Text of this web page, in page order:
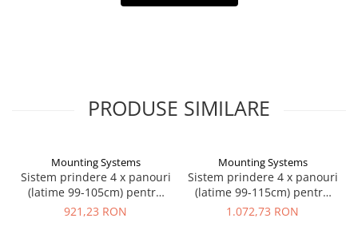
SLA AGM (Sealed Lead Acid)
Pachete acumulatori VRLA
Redresoare, incarcatoare si testere
Redresoare auto, moto, barci si
stationare
PRODUSE SIMILARE
Mounting Systems
Sistem prindere 4 x panouri
(latime 99-105cm) pentru
acoperis tabla Mounting
921,23 RON
Mounting Systems
Sistem prindere 4 x panouri
(latime 99-115cm) pentru
panou sandwich Mounting
1.072,73 RON